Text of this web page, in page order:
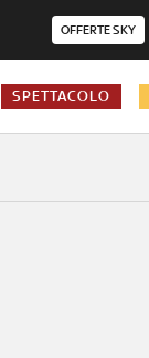
OFFERTE SKY
SPETTACOLO